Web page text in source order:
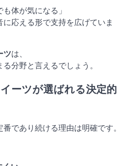
も体が気になる」
応える形で支持を広げていま
ツは、
分野と言えるでしょう。
ーツが選ばれる決定的
であり続ける理由は明確です。